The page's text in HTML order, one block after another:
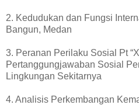
2. Kedudukan dan Fungsi
Bangun, Medan
3. Peranan Perilaku Sosial Pt
Pertanggungjawaban Sosial
Lingkungan Sekitarnya
4. Analisis Perkembangan